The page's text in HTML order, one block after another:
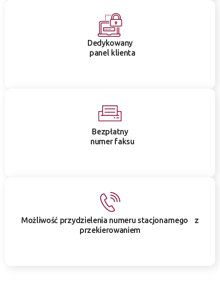
Dedykowany
panel klienta
Bezpłatny
numer faksu
Możliwość przydzielenia numeru stacjonarnego z
przekierowaniem